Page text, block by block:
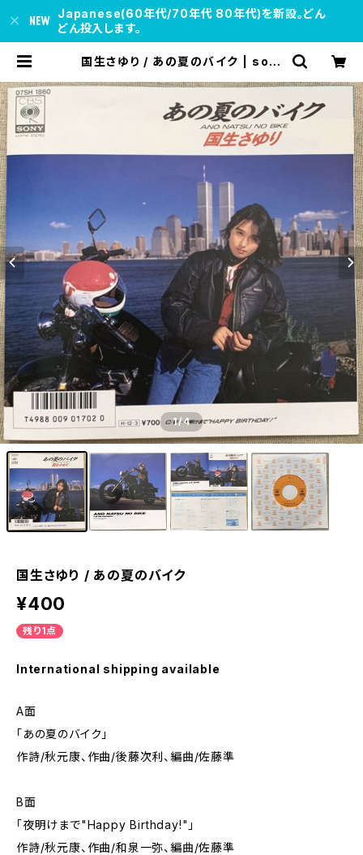
Japanese(60年代/70年代 80年代)を新設。どん
どん投入します。
国生さゆり / あの夏のバイク | soul
1/4
国生さゆり / あの夏のバイク
¥400
残り1点
International shipping available
A面
「あの夏のバイク」
作詩/秋元康、作曲/後藤次利、編曲/佐藤準
B面
「夜明けまで"Happy Birthday!"」
作詩/秋元康、作曲/和泉一弥、編曲/佐藤準